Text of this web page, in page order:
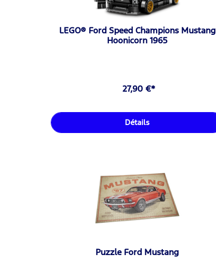
LEGO® Ford Speed Champions Mustang
Hoonicorn 1965
27,90 €*
Détails
Puzzle Ford Mustang